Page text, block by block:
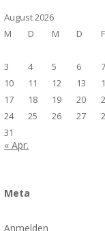
August 2026
M
D M D F
3
4 5 6 7
10
11 12 13
17
18 19 20
24
25 26 27
31
« Apr.
Meta
Anmelden